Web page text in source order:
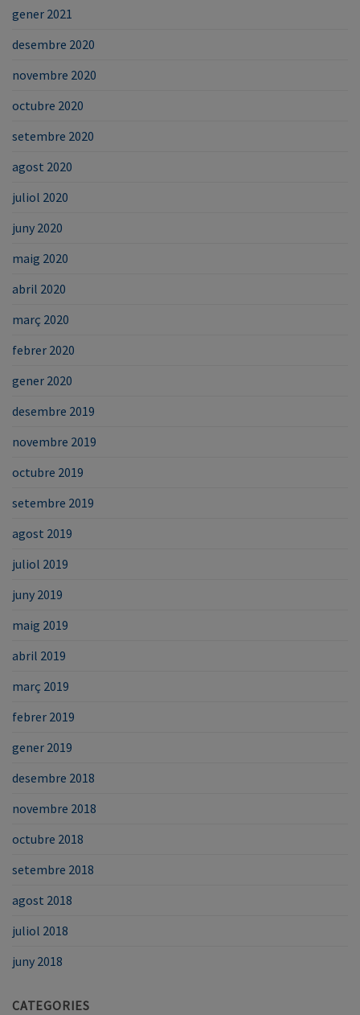
gener 2021
desembre 2020
novembre 2020
octubre 2020
setembre 2020
agost 2020
juliol 2020
juny 2020
maig 2020
abril 2020
març 2020
febrer 2020
gener 2020
desembre 2019
novembre 2019
octubre 2019
setembre 2019
agost 2019
juliol 2019
juny 2019
maig 2019
abril 2019
març 2019
febrer 2019
gener 2019
desembre 2018
novembre 2018
octubre 2018
setembre 2018
agost 2018
juliol 2018
juny 2018
CATEGORIES